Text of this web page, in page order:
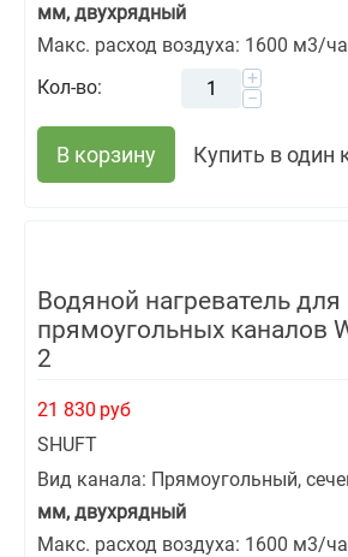
мм, двухрядный
Макс. расход воздуха: 1600 м3/
Кол-во:
+
−
В корзину Купить в один
Водяной нагреватель для
прямоугольных каналов
2
21 830 руб
SHUFT
Вид канала: Прямоугольный,
мм, двухрядный
Макс. расход воздуха: 1600 м3/